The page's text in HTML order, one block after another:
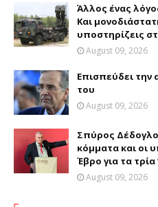
Άλλος ένας
Και
υποστηρίζεις
August 09, 2026
Επισπεύδει την
του
August 09, 2026
Σπύρος
κόμματα και οι
Έβρο για τα τρία
August 09, 2026